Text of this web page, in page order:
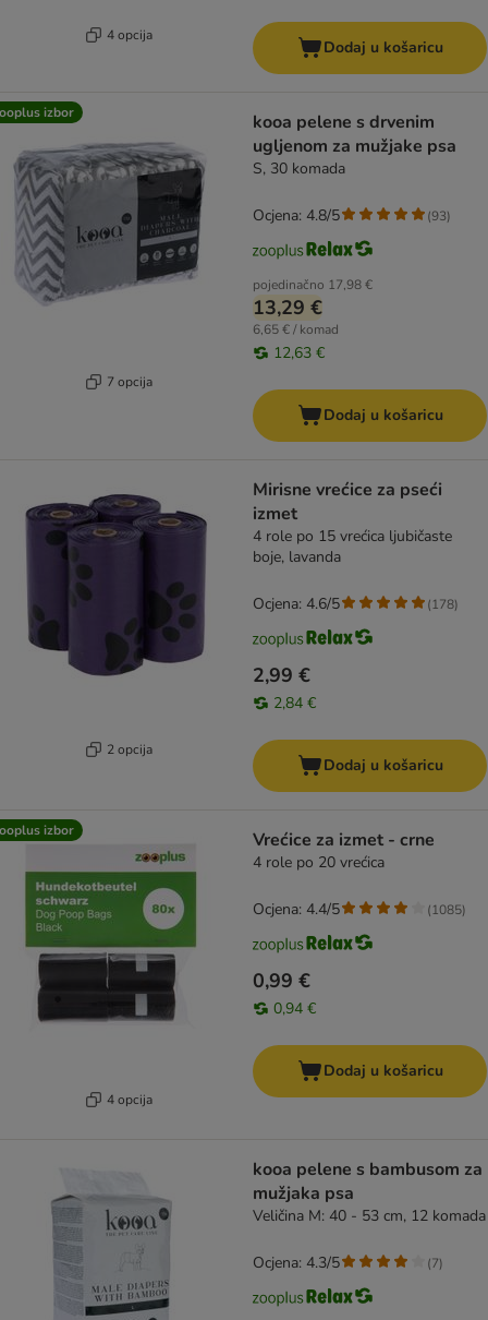
4 opcija
Dodaj u košaricu
izbor
7 opcija
kooa pelene s drvenim
ugljenom za mužjake psa
S, 30 komada
pojedinačno 17,98 €
13,29 €
6,65 € / komad
12,63 €
Ocjena: 4.8/5 (93)
Dodaj u košaricu
2 opcija
Mirisne vrećice za pseći
izmet
4 role po 15 vrećica ljubičaste
boje, lavanda
2,99 €
2,84 €
Ocjena: 4.6/5 (178)
Dodaj u košaricu
izbor
4 opcija
Vrećice za izmet - crne
4 role po 20 vrećica
0,99 €
0,94 €
Ocjena: 4.4/5 (1085)
Dodaj u košaricu
kooa pelene s bambusom za
mužjaka psa
Veličina M: 40 - 53 cm, 12 komada
Ocjena: 4.3/5 (7)